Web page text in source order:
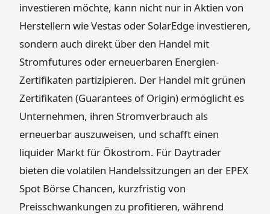
investieren möchte, kann nicht nur in Aktien von
Herstellern wie Vestas oder SolarEdge investieren,
sondern auch direkt über den Handel mit
Stromfutures oder erneuerbaren Energien-
Zertifikaten partizipieren. Der Handel mit grünen
Zertifikaten (Guarantees of Origin) ermöglicht es
Unternehmen, ihren Stromverbrauch als
erneuerbar auszuweisen, und schafft einen
liquider Markt für Ökostrom. Für Daytrader
bieten die volatilen Handelssitzungen an der EPEX
Spot Börse Chancen, kurzfristig von
Preisschwankungen zu profitieren, während